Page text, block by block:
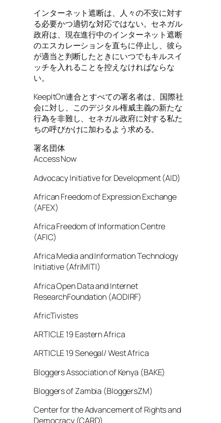
インターネット遮断は、人々の不安に対す
る必要かつ適切な対応ではない。セネガル
政府は、現在進行中のインターネット遮断
のエスカレーションを直ちに停止し、彼ら
が適当と判断したときにいつでもキルスイ
ッチを入れることを控えなければならな
い。
KeepItOn連合とすべての署名者は、国際社
会に対し、このデジタル権威主義の新たな
行為を非難し、セネガル政府に対する私た
ちの呼びかけに加わるよう求める。
署名団体
Access Now
Advocacy Initiative for Development (AID)
African Freedom of Expression Exchange
(AFEX)
Africa Freedom of Information Centre
(AFIC)
Africa Media and Information Technology
Initiative (AfriMITI)
Africa Open Data and Internet
ResearchFoundation (AODIRF)
AfricTivistes
ARTICLE 19 Eastern Africa
ARTICLE 19 Senegal/ West Africa
Bloggers Association of Kenya (BAKE)
Bloggers of Zambia (BloggersZM)
Center for the Advancement of Rights and
Democracy (CARD)